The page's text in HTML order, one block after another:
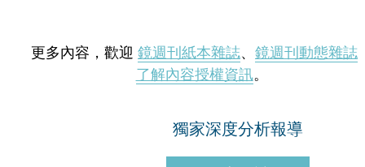
更多內容，歡迎 鏡週刊紙本雜誌、 鏡週刊動態雜誌
了解內容授權資訊。
獨家深度分析報導